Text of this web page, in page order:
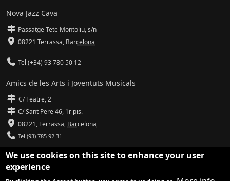
Nova Jazz Cava
Passatge Tete Montoliu, s/n
08221 Terrassa, Barcelona
Tel (+34) 93 780 50 12
Amics de les Arts i Joventuts Musicals
C/ Teatre, 2
C/ Sant Pere 46, 1r pis.
08221,Terrassa, Barcelona
Tel (93) 785 92 31
info@amicsdelesarts-jjmm.cat
www.amicsdelesarts-jjmm.cat
We use cookies on this site to enhance your user
experience